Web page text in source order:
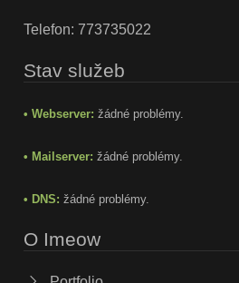
Telefon: 773735022
Stav služeb
• Webserver: žádné problémy.
• Mailserver: žádné problémy.
• DNS: žádné problémy.
O Imeow